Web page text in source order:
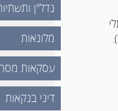
נדל"ן
מלונאות
עסקאות
דיני בנקאות